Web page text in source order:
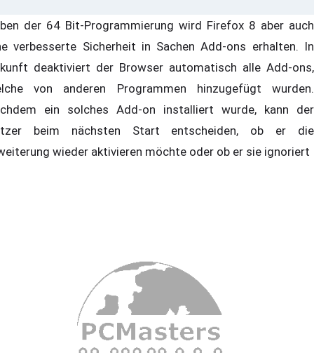
der 64 Bit-Programmierung wird Firefox 8 aber auch
verbesserte Sicherheit in Sachen Add-ons erhalten. In
deaktiviert der Browser automatisch alle Add-ons,
von anderen Programmen hinzugefügt wurden.
ein solches Add-on installiert wurde, kann der
beim nächsten Start entscheiden, ob er die
wieder aktivieren möchte oder ob er sie ignoriert